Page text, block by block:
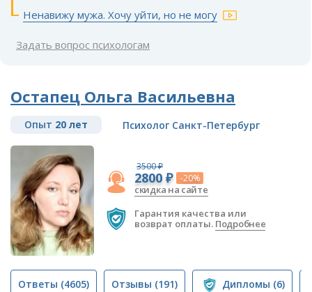
Ненавижу мужа. Хочу уйти, но не могу
Задать вопрос психологам
Остапец Ольга Васильевна
Опыт 20 лет Психолог Санкт-Петербург
3500 ₽
2800 ₽ -20%
скидка на сайте
Гарантия качества или
возврат оплаты. Подробнее
Ответы (4605) Отзывы (191) Дипломы (6)